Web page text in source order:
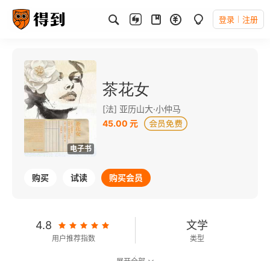
登录 注册
电子书
茶花女
[法] 亚历山大·小仲马
45.00 元
购买 试读 购买会员
4.8
用户推荐指数
文学
类型